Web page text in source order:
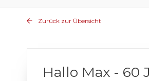
Zurück zur Übersicht
Hallo Max - 60